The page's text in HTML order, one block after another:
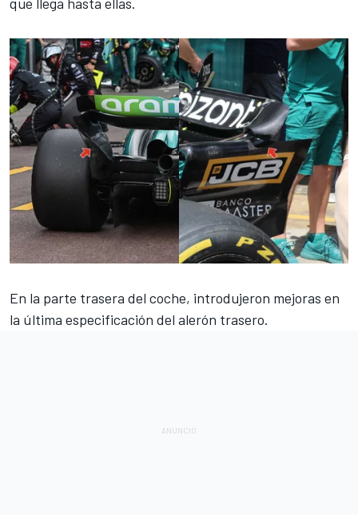
En la parte trasera del coche, introdujeron mejoras en
la última especificación del alerón trasero.